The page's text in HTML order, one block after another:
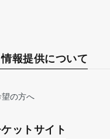
報提供について
の方へ
ットサイト